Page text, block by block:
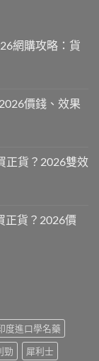
網購攻略：貨
價錢、效果
正貨？2026雙效
正貨？2026價
度進口學名藥
勁 犀利士